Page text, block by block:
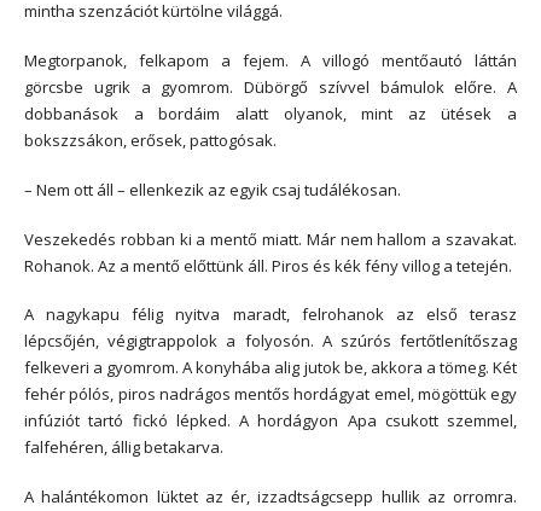
mintha szenzációt kürtölne világgá.
Megtorpanok, felkapom a fejem. A villogó mentőautó láttán
görcsbe ugrik a gyomrom. Dübörgő szívvel bámulok előre. A
dobbanások a bordáim alatt olyanok, mint az ütések a
bokszzsákon, erősek, pattogósak.
– Nem ott áll – ellenkezik az egyik csaj tudálékosan.
Veszekedés robban ki a mentő miatt. Már nem hallom a szavakat.
Rohanok. Az a mentő előttünk áll. Piros és kék fény villog a tetején.
A nagykapu félig nyitva maradt, felrohanok az első terasz
lépcsőjén, végigtrappolok a folyosón. A szúrós fertőtlenítőszag
felkeveri a gyomrom. A konyhába alig jutok be, akkora a tömeg. Két
fehér pólós, piros nadrágos mentős hordágyat emel, mögöttük egy
infúziót tartó fickó lépked. A hordágyon Apa csukott szemmel,
falfehéren, állig betakarva.
A halántékomon lüktet az ér, izzadtságcsepp hullik az orromra.